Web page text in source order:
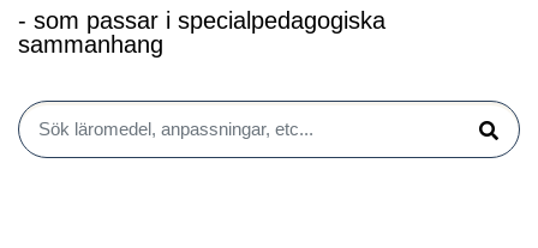
- som passar i specialpedagogiska
sammanhang
Sök läromedel, anpassningar, etc...
Sök